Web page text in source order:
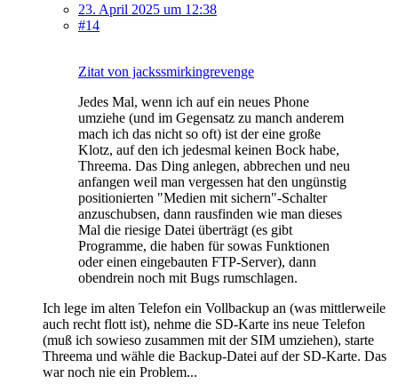
23. April 2025 um 12:38
#14
Zitat von jackssmirkingrevenge
Jedes Mal, wenn ich auf ein neues Phone
umziehe (und im Gegensatz zu manch anderem
mach ich das nicht so oft) ist der eine große
Klotz, auf den ich jedesmal keinen Bock habe,
Threema. Das Ding anlegen, abbrechen und neu
anfangen weil man vergessen hat den ungünstig
positionierten "Medien mit sichern"-Schalter
anzuschubsen, dann rausfinden wie man dieses
Mal die riesige Datei überträgt (es gibt
Programme, die haben für sowas Funktionen
oder einen eingebauten FTP-Server), dann
obendrein noch mit Bugs rumschlagen.
Ich lege im alten Telefon ein Vollbackup an (was mittlerweile
auch recht flott ist), nehme die SD-Karte ins neue Telefon
(muß ich sowieso zusammen mit der SIM umziehen), starte
Threema und wähle die Backup-Datei auf der SD-Karte. Das
war noch nie ein Problem...